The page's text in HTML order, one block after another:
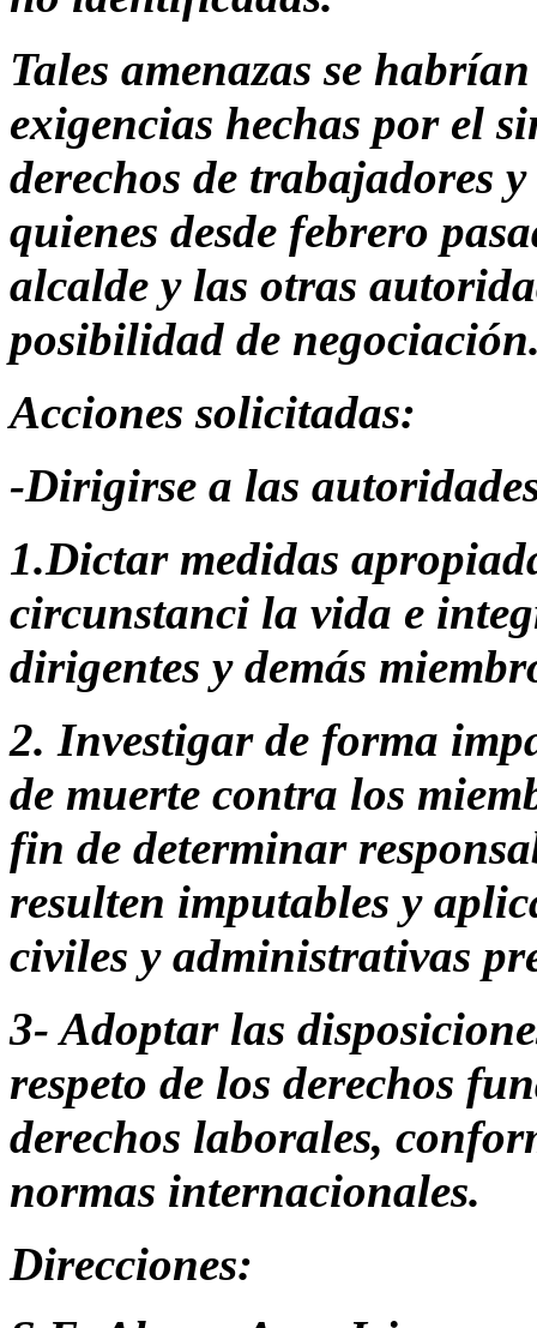
Tales amenazas se
exigencias hechas por el
derechos de trabajadores
quienes desde febrero
alcalde y las otras
posibilidad de
Acciones solicitadas:
-Dirigirse a las
1.Dictar medidas
circunstanci la vida e
dirigentes y demás
2. Investigar de forma
de muerte contra los
fin de determinar
resulten imputables y
civiles y administrativas
3- Adoptar las
respeto de los derechos
derechos laborales,
normas internacionales.
Direcciones: